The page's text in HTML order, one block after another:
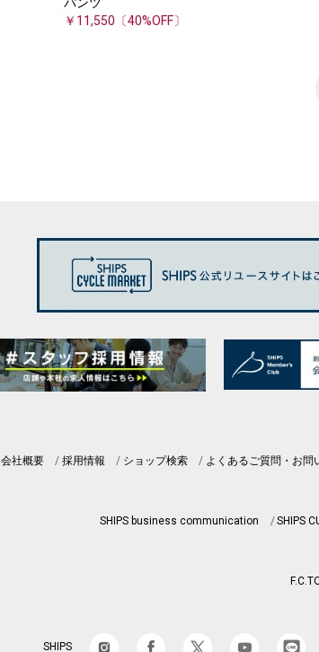
パンツ
￥11,550 〔40%OFF〕
会社概要
採用情報 ショップ検索 よくあるご質問・お問
SHIPS business communication
SHIPS
SHIPS